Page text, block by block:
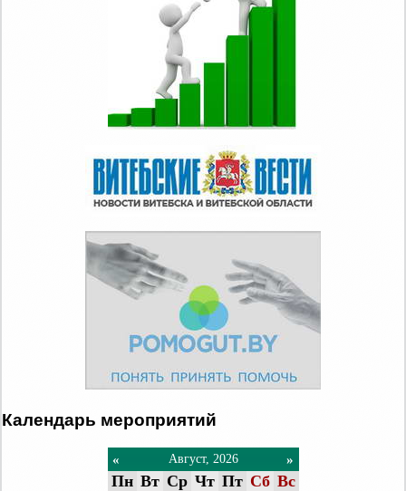
Календарь мероприятий
« Август, 2026 »
Пн Вт Ср Чт Пт Сб Вс